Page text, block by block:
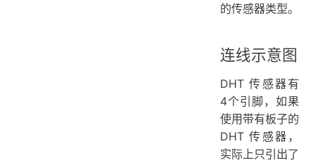
的传感器类型。
连线示意图
DHT 传感器有
4个引脚，如果
使用带有板子的
DHT 传感器，
实际上只引出了